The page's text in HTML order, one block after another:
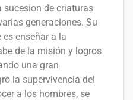
sucesion de criaturas
generaciones. Su
enseñar a la
de la misión y logros
una gran
la supervivencia del
a los hombres, se